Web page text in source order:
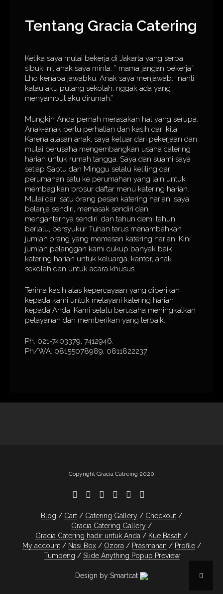
Tentang Gracia Catering
Ketika saya mulai bekerja di Jakarta yang serba
sibuk ini, anak saya minta: ” mama jangan bekerja.”
Lho kenapa jawabku. Anak saya menjawab: “nanti
kalau aku pulang sekolah, nggak ada yang
menyambut aku dirumah.”
Mungkin Anda pernah merasakan hal yang serupa.
Anak-anak perlu perhatian dan kasih dari kita.
Karena alasan anak, saya keluar dari pekerjaan dan
mulai berusaha mengembangkan usaha catering
harian untuk rumah tangga. Saya dan suami saya
setiap Sabtu dan Minggu selalu keliling dari
perumahan satu ke perumahan yang lain untuk
membagikan brosur daftar menu katering harian.
Mulai dari satu orang pesan katering harian, saya
belanja sendiri, memasak sendiri dan
mengantarnya sendiri. dan tahun demi tahun
berlalu, bersyukur Tuhan terus menambahkan
jumlah orang yang memesan katering harian. Kini
jumlah pelanggan kami cukup banyak baik
katering harian untuk keluarga, kantor, anak
sekolah dan untuk acara khusus.
Terima kasih atas kepercayaan yang diberikan
kepada kami untuk melayani katering harian
kepada Anda. Kami selalu berusaha meningkatkan
pelayanan dan memberikan yang terbaik.
Ph. 021-7403379, 7412946.
Ph/WA: 08155078989, 0811822237
Copyright Gracia Catreing 2020
Blog Cart Catering Gallery
Checkout
Gracia Catering Gallery
Gracia Catering hadir untuk Anda
Kue Basah
My account
Nasi Box Ozora Prasmanan
Profile
Tumpeng
Slide Anything Popup Preview
Design by Smartcat